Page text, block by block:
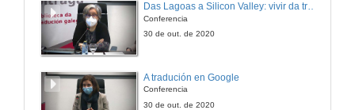
Das Lagoas a Silicon Valley: vivir da tradución e interpretación en Galicia
Conferencia
30 de out. de 2020
A tradución en Google
Conferencia
30 de out. de 2020